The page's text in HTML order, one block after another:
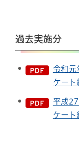
過去実施分
令和
ケート
平成
ケート